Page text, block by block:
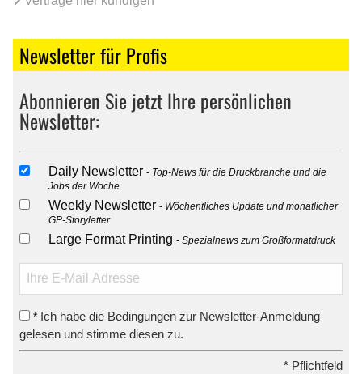
Newsletter für Profis
Abonnieren Sie jetzt Ihre persönlichen
Newsletter:
Daily Newsletter
Top-News für die Druckbranche und die
Jobs der Woche
Weekly Newsletter
Wöchentliches Update und monatlicher
GP-Storyletter
Large Format Printing Spezialnews zum Großformatdruck
* Ich habe die Bedingungen zur Newsletter-Anmeldung
gelesen und stimme diesen zu.
* Pflichtfeld